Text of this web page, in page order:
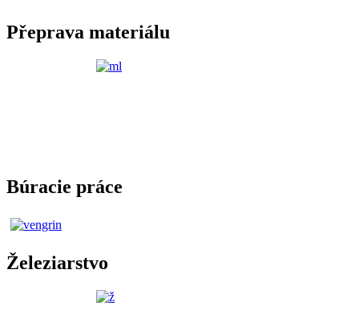
Přeprava materiálu
Búracie práce
Železiarstvo